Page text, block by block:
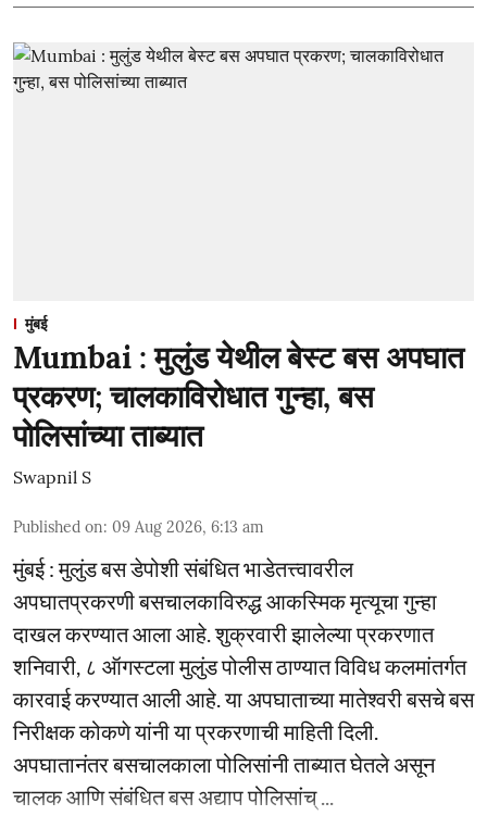
मुंबई
Mumbai : मुलुंड येथील बेस्ट बस अपघात
प्रकरण; चालकाविरोधात गुन्हा, बस
पोलिसांच्या ताब्यात
Swapnil S
Published on: 09 Aug 2026, 6:13 am
मुंबई : मुलुंड बस डेपोशी संबंधित भाडेतत्त्वावरील
अपघातप्रकरणी बसचालकाविरुद्ध आकस्मिक मृत्यूचा गुन्हा
दाखल करण्यात आला आहे. शुक्रवारी झालेल्या प्रकरणात
शनिवारी, ८ ऑगस्टला मुलुंड पोलीस ठाण्यात विविध कलमांतर्गत
कारवाई करण्यात आली आहे. या अपघाताच्या मातेश्वरी बसचे बस
निरीक्षक कोकणे यांनी या प्रकरणाची माहिती दिली.
अपघातानंतर बसचालकाला पोलिसांनी ताब्यात घेतले असून
चालक आणि संबंधित बस अद्याप पोलिसांच् ...